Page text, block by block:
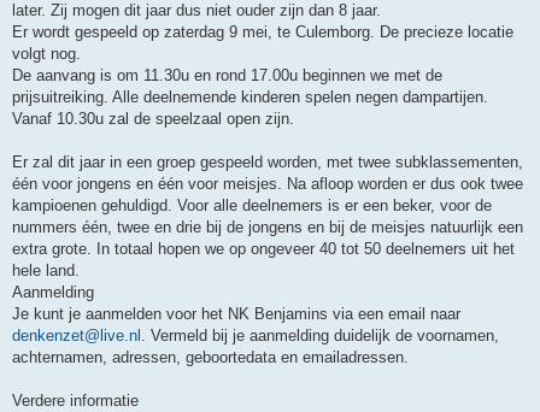
later. Zij mogen dit jaar dus niet ouder zijn dan 8 jaar.
Er wordt gespeeld op zaterdag 9 mei, te Culemborg. De precieze locatie
volgt nog.
De aanvang is om 11.30u en rond 17.00u beginnen we met de
prijsuitreiking. Alle deelnemende kinderen spelen negen dampartijen.
Vanaf 10.30u zal de speelzaal open zijn.
Er zal dit jaar in een groep gespeeld worden, met twee subklassementen,
één voor jongens en één voor meisjes. Na afloop worden er dus ook twee
kampioenen gehuldigd. Voor alle deelnemers is er een beker, voor de
nummers één, twee en drie bij de jongens en bij de meisjes natuurlijk een
extra grote. In totaal hopen we op ongeveer 40 tot 50 deelnemers uit het
hele land.
Aanmelding
Je kunt je aanmelden voor het NK Benjamins via een email naar
denkenzet@live.nl . Vermeld bij je aanmelding duidelijk de voornamen,
achternamen, adressen, geboortedata en emailadressen.
Verdere informatie